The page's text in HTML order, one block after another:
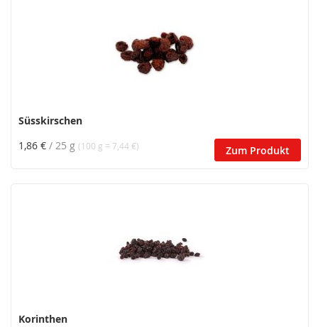
Süsskirschen
1,86 € / 25 g (100 g = 7,44 €) Zum Produkt
Korinthen